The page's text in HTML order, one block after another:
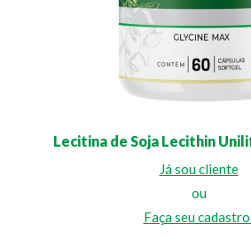
Lecitina de Soja Lecithin
Já sou cliente
ou
Faça seu